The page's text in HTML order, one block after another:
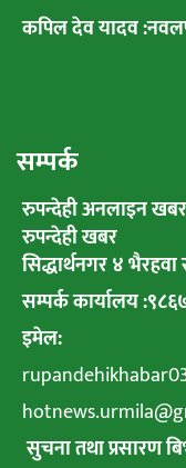
कपिल देव यादव
सम्पर्क
रुपन्देही अनलाइन खबर
रुपन्देही खबर
सिद्धार्थनगर ४ भैरहवा
सम्पर्क कार्यालय
इमेल:
सुचना तथा प्रसारण